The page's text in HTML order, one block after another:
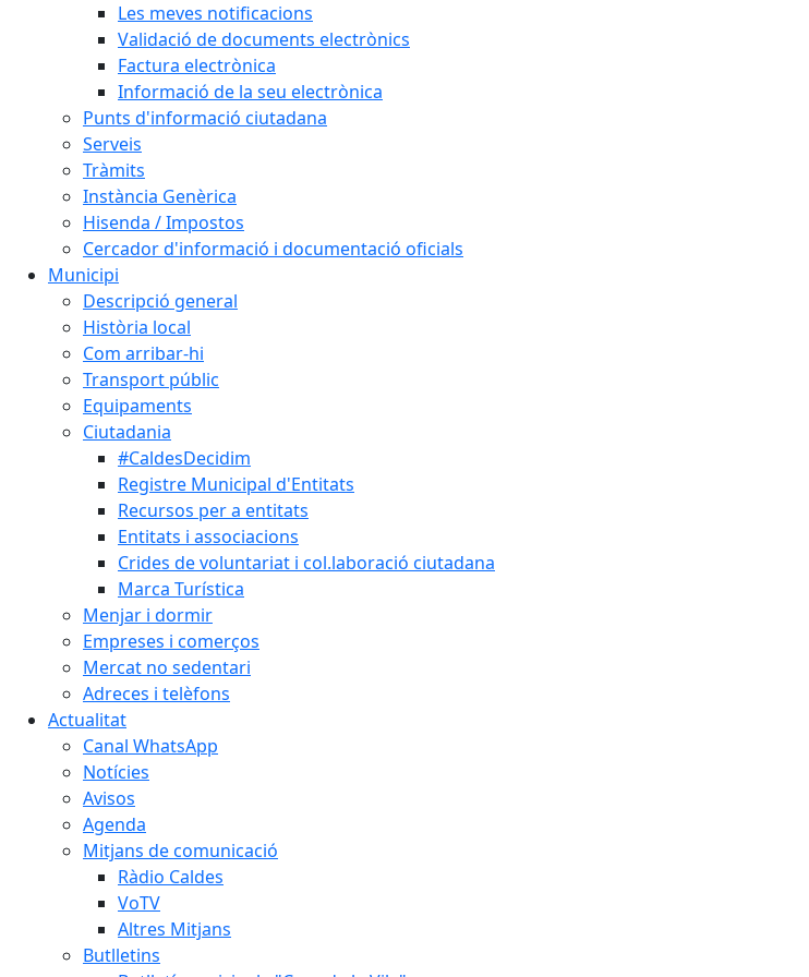
Les meves notificacions
Validació de documents electrònics
Factura electrònica
Informació de la seu electrònica
Punts d'informació ciutadana
Serveis
Tràmits
Instància Genèrica
Hisenda / Impostos
Cercador d'informació i documentació oficials
Municipi
Descripció general
Història local
Com arribar-hi
Transport públic
Equipaments
Ciutadania
#CaldesDecidim
Registre Municipal d'Entitats
Recursos per a entitats
Entitats i associacions
Crides de voluntariat i col.laboració ciutadana
Marca Turística
Menjar i dormir
Empreses i comerços
Mercat no sedentari
Adreces i telèfons
Actualitat
Canal WhatsApp
Notícies
Avisos
Agenda
Mitjans de comunicació
Ràdio Caldes
VoTV
Altres Mitjans
Butlletins